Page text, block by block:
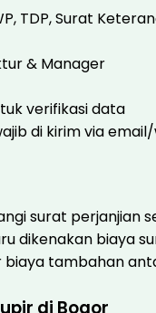
TDP, Surat
& Manager
verifikasi data
di kirim via
surat perjanjian
dikenakan biaya
biaya tambahan